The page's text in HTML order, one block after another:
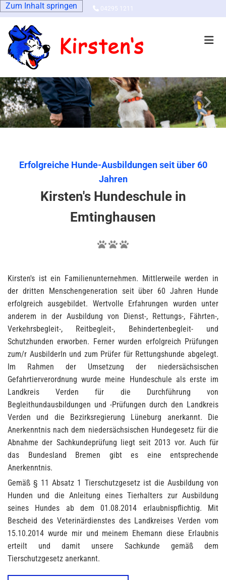
Zum Inhalt springen  04295 1211
Erfolgreiche Hunde-Ausbildungen seit über 60
Jahren
Kirsten's Hundeschule in
Emtinghausen
  
Kirsten's ist ein Familienunternehmen. Mittlerweile werden in
der dritten Menschengeneration seit über 60 Jahren Hunde
erfolgreich ausgebildet. Wertvolle Erfahrungen wurden unter
anderem in der Ausbildung von Dienst-, Rettungs-, Fährten-,
Verkehrsbegleit-, Reitbegleit-, Behindertenbegleit- und
Schutzhunden erworben. Ferner wurden erfolgreich Prüfungen
zum/r AusbilderIn und zum Prüfer für Rettungshunde abgelegt.
Im Rahmen der Umsetzung der niedersächsischen
Gefahrtierverordnung wurde meine Hundeschule als erste im
Landkreis Verden für die Durchführung von
Begleithundausbildungen und -Prüfungen durch den Landkreis
Verden und die Bezirksregierung Lüneburg anerkannt. Die
Anerkenntnis nach dem niedersächsischen Hundegesetz für die
Abnahme der Sachkundeprüfung liegt seit 2013 vor. Auch für
das Bundesland Bremen gibt es eine entsprechende
Anerkenntnis.
Gemäß § 11 Absatz 1 Tierschutzgesetz ist die Ausbildung von
Hunden und die Anleitung eines Tierhalters zur Ausbildung
seines Hundes ab dem 01.08.2014 erlaubnispflichtig. Mit
Bescheid des Veterinärdienstes des Landkreises Verden vom
15.10.2014 wurde mir und meinem Ehemann diese Erlaubnis
erteilt und damit unsere Sachkunde gemäß dem
Tierschutzgesetz anerkannt.